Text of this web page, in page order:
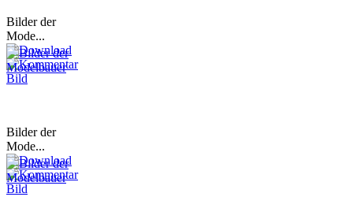
Bilder der
Mode...
Bilder der
Mode...